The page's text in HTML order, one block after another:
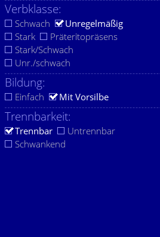
Verbklasse:
Schwach
Unregelmäßig
Stark
Präteritopräsens
Stark/Schwach
Unr./schwach
Bildung:
Einfach Mit Vorsilbe
Trennbarkeit:
Trennbar
Untrennbar
Schwankend